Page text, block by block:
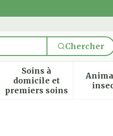
Chercher
& vitamines
et enfants
la catégorie Vitalité 50+
sous-menu pour la
Soins à
domicile et
premiers soins
Afficher le sous-